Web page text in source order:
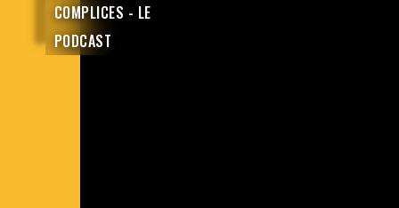
COMPLICES - LE
PODCAST